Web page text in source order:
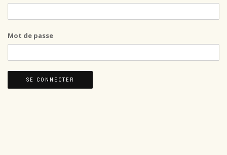
Mot de passe